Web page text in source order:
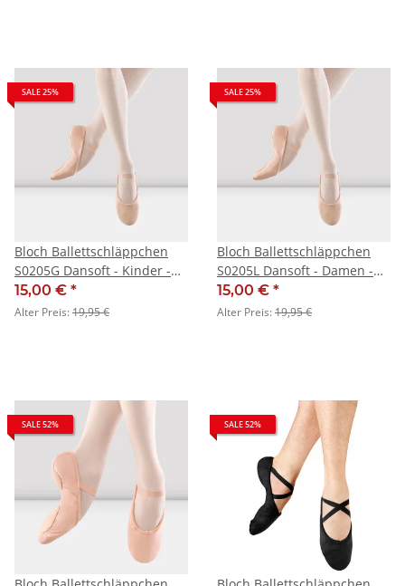
SALE 25%
Bloch Ballettschläppchen
S0205G Dansoft - Kinder -
SALE
15,00 € *
Alter Preis:19,95 €
SALE 25%
Bloch Ballettschläppchen
S0205L Dansoft - Damen -
SALE
15,00 € *
Alter Preis:19,95 €
SALE 52% SALE 52%